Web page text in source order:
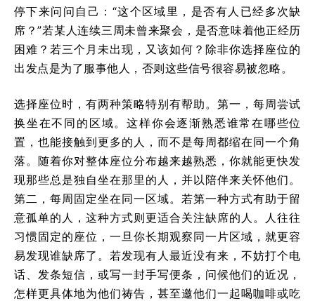
停下来问问自己：“这个区域里，是否有人已经多次缺
席？”若某人连续三周未曾来聚会，是否意味着他正经历
困难？若三个月未出现，又该如何？除非你选择座位的
出发点是为了服事他人，否则这些信号很容易被忽略。
选择座位时，有两种策略特别有帮助。第一，每周尝试
换坐在不同的区域。这样你会逐渐熟悉谁常在哪些位
置，也能接触到更多的人，而不是每周都缩在同一个角
落。随着你对整体座位分布越来越熟悉，你就能更快发
现那些总是独自坐在那里的人，并以陪伴来关怀他们。
第二，每周固定坐在同一区域。若第一种方式有助于留
意孤单的人，这种方式则更适合关注缺席的人。人往往
习惯固定的座位，一旦你长期观察同一片区域，就更容
易发现谁缺席了。若发现有人最近没有来，不妨打个电
话、发条短信，或写一封手写便条，问候他们的近况，
怎样更具体地为他们祷告，甚至邀他们一起喝咖啡或吃